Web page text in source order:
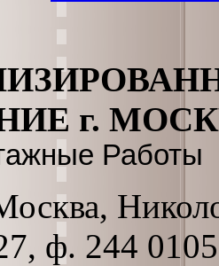
г.
Работы
ф. 244 0105